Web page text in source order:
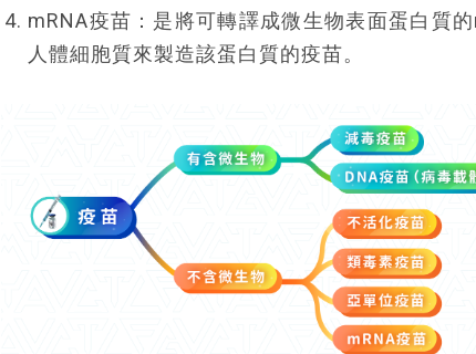
mRNA疫苗：是將可轉譯成微生物表面蛋白質
人體細胞質來製造該蛋白質的疫苗。